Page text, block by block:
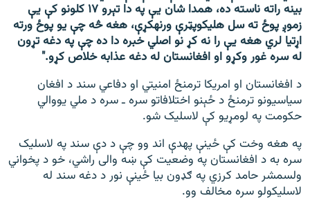
بینه راته ناسته ده، همدا شان يې په دا تېرو ۱۷ کلونو کې یې
زموږ پوځ ته سل هلیکوپټرې ورنه‎کړې، هغه څه چې يو پوځ ورته
اړتیا لري هغه یې را نه کړ نو اصلي خبره دا ده چې په دغه تړون
له سره غور وکړو او افغانستان له دغه عذابه خلاص کړو."
د افغانستان او امریکا ترمنځ امنیتي او دفاعي سند د افغان
سیاسیونو ترمنځ د ځېنو اختلافاتو سره ـ سره د ملي يووالي
حکومت په لومړیو کې لاسلیک شو.
په هغه وخت کې ځينې په‎دې اند وو چې د دې سند په لاسلیک
سره به د افغانستان په وضعیت کې ښه والی راشي، خو د پخواني
ولسمشر حامد کرزي په ګډون بیا ځينې نور د دغه سند له
لاسلیکولو سره مخالف وو.